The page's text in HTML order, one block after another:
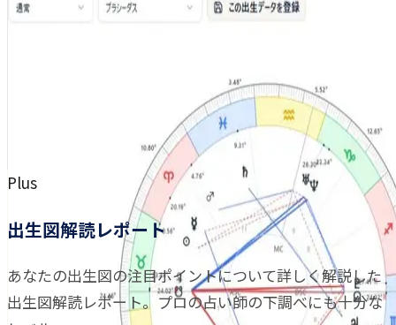
Plus
出生図解読レポート
あなたの出生図の注目ポイントについて詳しく解説した
出生図解読レポート。プロの占い師の下調べにも十分な